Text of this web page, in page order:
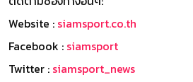
Website : siamsport.co.th
Facebook : siamsport
Twitter : siamsport_news